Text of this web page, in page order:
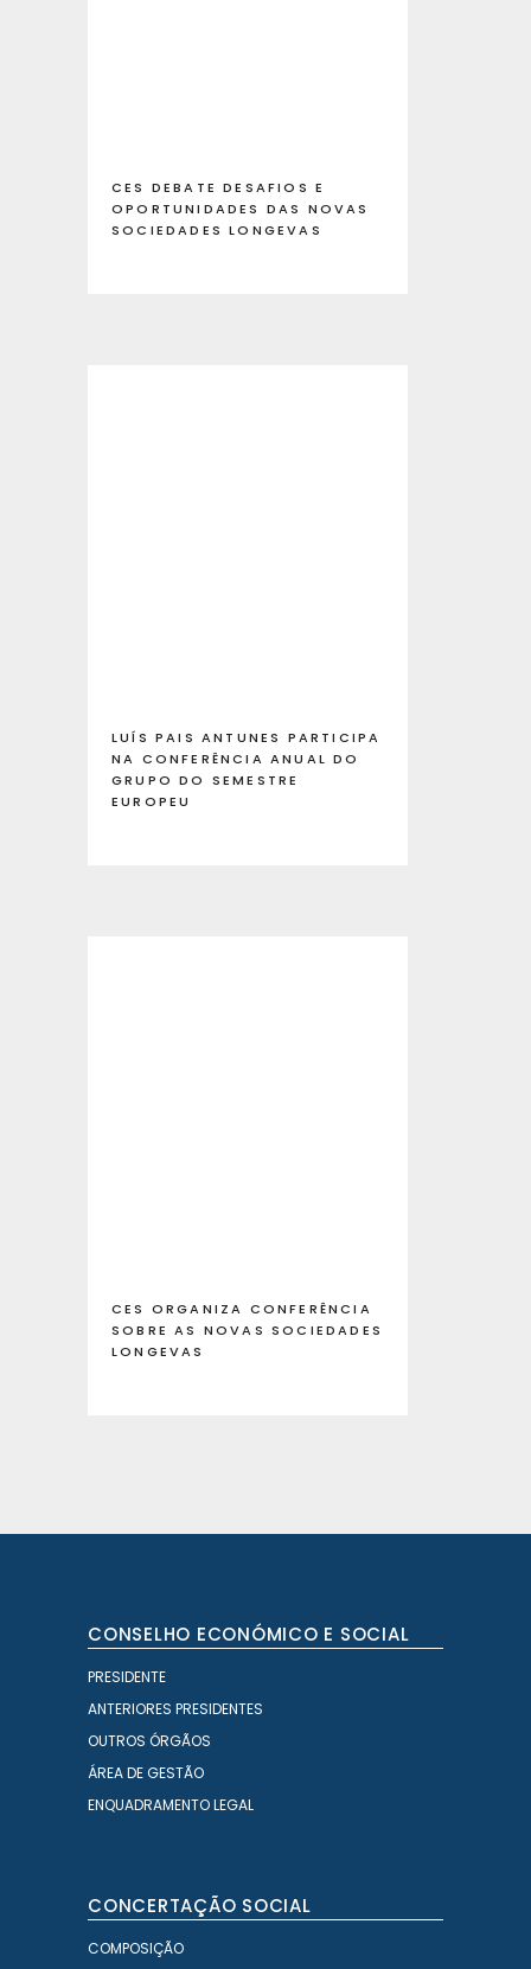
CES DEBATE DESAFIOS E
OPORTUNIDADES DAS NOVAS
SOCIEDADES LONGEVAS
LUÍS PAIS ANTUNES PARTICIPA
NA CONFERÊNCIA ANUAL DO
GRUPO DO SEMESTRE
EUROPEU
CES ORGANIZA CONFERÊNCIA
SOBRE AS NOVAS SOCIEDADES
LONGEVAS
CONSELHO ECONÓMICO E SOCIAL
PRESIDENTE
ANTERIORES PRESIDENTES
OUTROS ÓRGÃOS
ÁREA DE GESTÃO
ENQUADRAMENTO LEGAL
CONCERTAÇÃO SOCIAL
COMPOSIÇÃO